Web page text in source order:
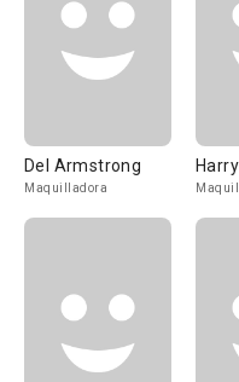
Del Armstrong
Maquilladora